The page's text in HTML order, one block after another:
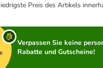
Preis des Artikels
Verpassen Sie keine
Rabatte und Gutscheine!